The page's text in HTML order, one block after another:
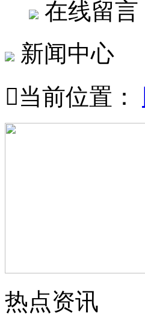
在线留言
新闻中心
当前位置：
热点资讯